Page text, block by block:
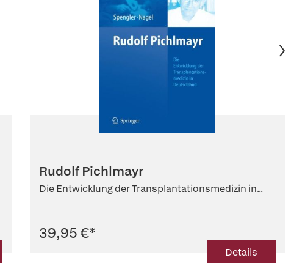
Rudolf Pichlmayr
Die Entwicklung der Transplantationsmedizin in...
39,95 €*
Details